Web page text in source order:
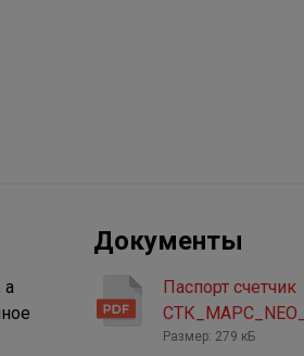
а
Документы
Паспорт счетчик
Размер: 279 кБ